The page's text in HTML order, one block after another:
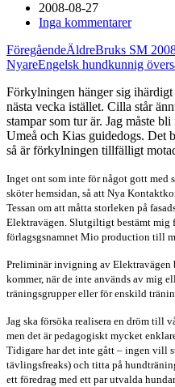
2008-08-27
Inga kommentarer
FöregåendeÄldreBruks SM
NyareEngelsk hundkunnig
Förkylningen hänger sig
nästa vecka istället. Cilla står
stampar som tur är. Jag måste
Umeå och Kias guidedogs. Det
så är förkylningen tillfälligt
Inget ont som inte för något gott med
sköter hemsidan, så att Nya
Tessan om att måtta storleken på
Elektravägen. Slutgiltigt bestämt mig
förlagsgsnamnet Mio production till
Preliminär invigning av Elektravägen
kommer, när de inte används av mig
träningsgrupper eller för enskild
Jag ska försöka realisera en dröm till
men det är pedagogiskt mycket
Tidigare har det inte gått – ingen vill
tävlingsfreaks) och titta på
ett föredrag med ett par utvalda